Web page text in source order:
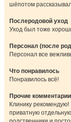
шёпотом
Послеродовой уход
Уход был тоже
Персонал (после
Персонал все
Что понравилось
Понравилось всё!
Прочие комментарии
Клинику
приватную